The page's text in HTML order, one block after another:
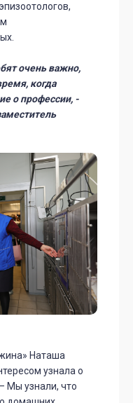
очень важно,
когда
о профессии, -
Наташа
узнала о
Мы узнали, что